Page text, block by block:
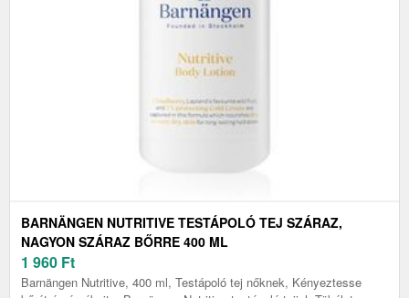
BARNÄNGEN NUTRITIVE TESTÁPOLÓ TEJ SZÁRAZ,
NAGYON SZÁRAZ BŐRRE 400 ML
1 960 Ft
Barnängen Nutritive, 400 ml, Testápoló tej nőknek, Kényeztesse